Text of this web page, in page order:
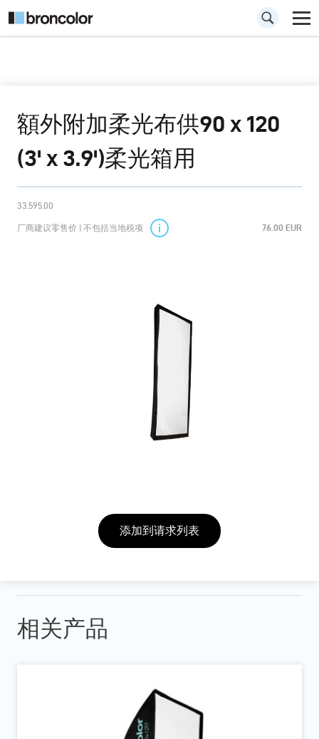
額外附加柔光布供90 x 120
(3' x 3.9')柔光箱用
33.595.00
厂商建议零售价 | 不包括当地税项 76.00 EUR
添加到请求列表
相关产品